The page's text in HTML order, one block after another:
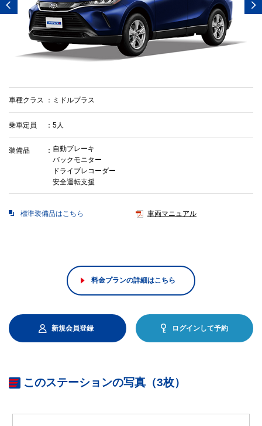
車種クラス ミドルプラス
乗車定員 5人
装備品
自動ブレーキ
バックモニター
ドライブレコーダー
安全運転支援
標準装備品はこちら 車両マニュアル
料金プランの詳細はこちら
新規会員登録 ログインして予約
このステーションの写真（3枚）